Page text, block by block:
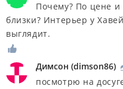
Почему? По цене и
близки? Интерьер у
выглядит.
Димсон (dimson86)
посмотрю на